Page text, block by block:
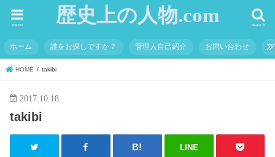
歴史上の人物.com search
menu
ホーム 誰をお探しですか？ 管理人自己紹介 お問い合わせ
HOME takibi
2017.10.18
takibi
LINE